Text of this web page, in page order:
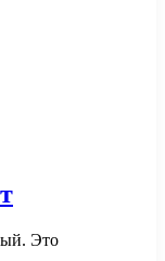
Это